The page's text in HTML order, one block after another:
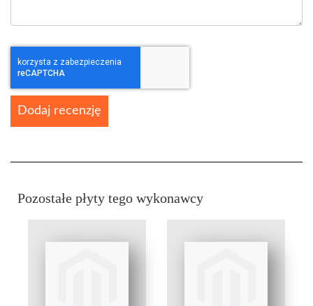
Dodaj recenzję
Pozostałe płyty tego wykonawcy